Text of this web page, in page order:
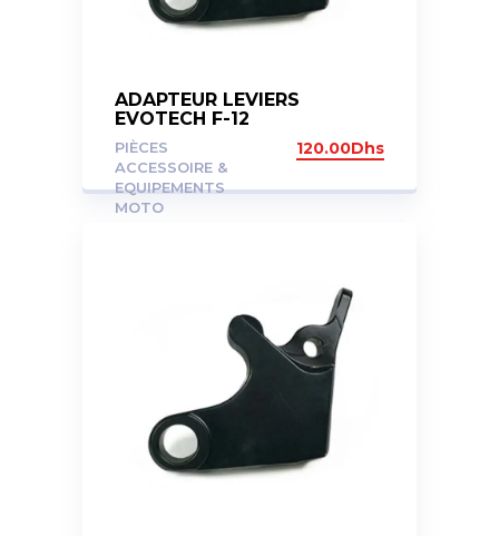
ADAPTEUR LEVIERS
EVOTECH F-12
PIÈCES
ACCESSOIRE &
EQUIPEMENTS
MOTO
120.00Dhs